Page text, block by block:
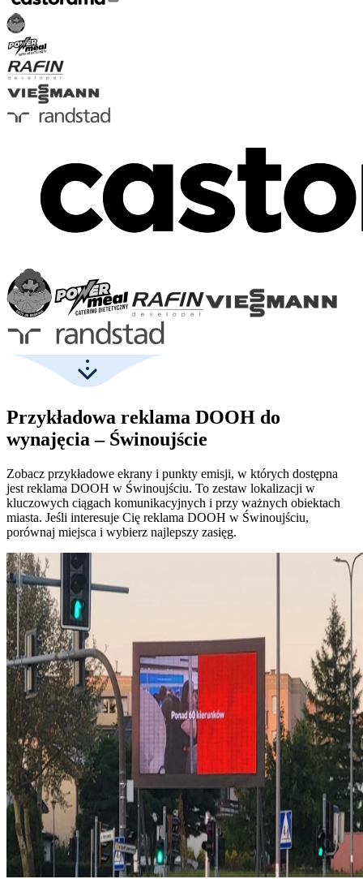
Przykładowa reklama DOOH do
wynajęcia – Świnoujście
Zobacz przykładowe ekrany i punkty emisji, w których dostępna
jest reklama DOOH w Świnoujściu. To zestaw lokalizacji w
kluczowych ciągach komunikacyjnych i przy ważnych obiektach
miasta. Jeśli interesuje Cię reklama DOOH w Świnoujściu,
porównaj miejsca i wybierz najlepszy zasięg.